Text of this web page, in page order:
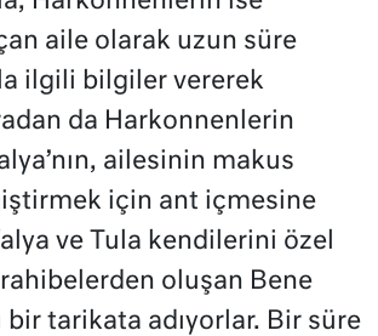
aile olarak uzun süre
ilgili bilgiler vererek
da Harkonnenlerin
ailesinin makus
için ant içmesine
ve Tula kendilerini özel
oluşan Bene
bir tarikata adıyorlar. Bir süre